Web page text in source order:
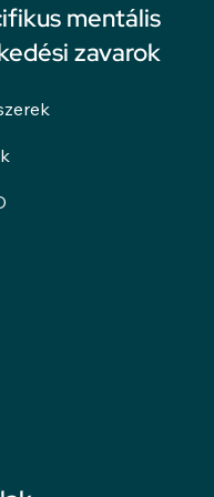
mentális
zavarok